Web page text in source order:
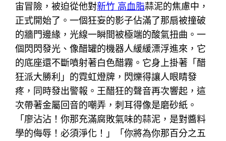
宙冒險，被迫從他對新竹 高血脂蒜泥的焦慮中，
正式開始了。一個狂妄的影子佔滿了那扇被撞破
的牆門邊緣，光線一瞬間被極端的酸氣扭曲。一
個閃閃發光、像醋罐的機器人緩緩漂浮進來，它
的底座還不斷噴射著白色醋霧。它身上掛著「醋
狂派大勝利」的霓虹燈牌，閃爍得讓人眼睛發
疼，同時發出警報。王醋狂的聲音再次響起，這
次帶著金屬回音的嘲弄，刺耳得像是磨砂紙。
「廖沾沾！你那充滿腐敗氣味的蒜泥，是對醬料
學的侮辱！必須淨化！」「你將為你那百分之五